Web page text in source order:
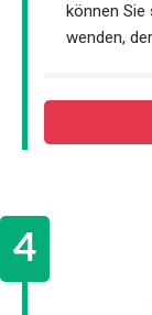
können Sie
wenden,